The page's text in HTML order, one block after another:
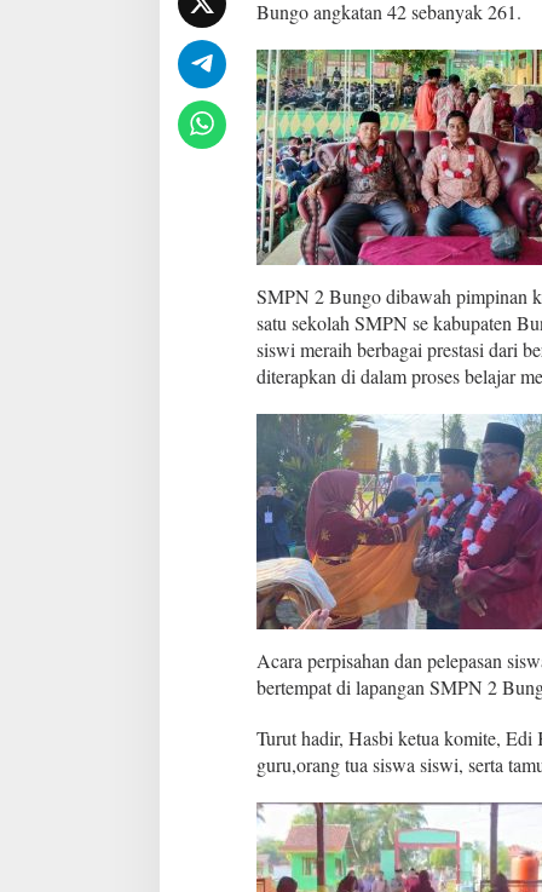
u
g
o
A
n
g
k
a
t
a
n
4
2
B
e
r
l
n
g
s
n
g
M
e
r
i
h
D
S
u
s
e
s
Bungo angkatan 42 sebanyak 261.
SMPN 2 Bungo dibawah pimpinan
satu sekolah SMPN se kabupaten
siswi meraih berbagai prestasi dari
diterapkan di dalam proses belajar
Acara perpisahan dan pelepasan
bertempat di lapangan SMPN 2
Turut hadir, Hasbi ketua komite,
guru,orang tua siswa siswi, serta